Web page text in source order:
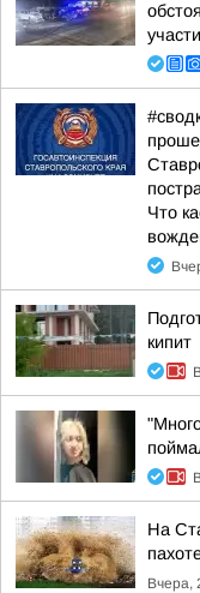
Что
кипит
На
Вчера,